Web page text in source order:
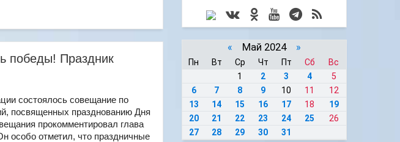
победы! Праздник
состоялось совещание по
посвященных празднованию Дня
прокомментировал глава
особо отметил, что праздничные
« Май 2024 »
Пн Вт Ср Чт Пт Сб
Вс
1
2 3 4
5
6
7 8 9 10 11
12
13
14 15 16 17 18
19
20
21 22 23 24 25
26
27
28 29 30 31